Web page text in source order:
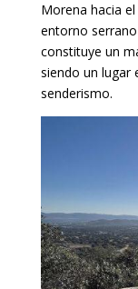
Morena hacia
entorno
constituye un
siendo un lugar
senderismo.